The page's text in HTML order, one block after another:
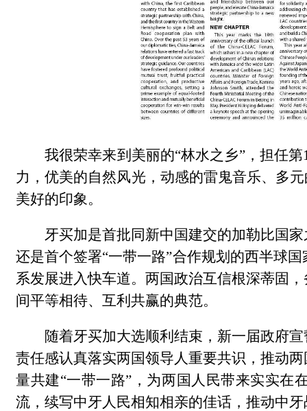
我很荣幸来到美丽的“林水之乡”，担任
力，优美的自然风光，动感的雷鬼音乐、多
美好的印象。
牙买加是首批同新中国建交的加勒比国
还是首个签署“一带一路”合作规划的西半球
系发展进入快车道。两国政治互信根深蒂固
间平等相待、互利共赢的典范。
随着牙买加大选顺利结束，新一届政府
责任感认真落实两国领导人重要共识，推动
量共建“一带一路”，为两国人民带来实实在
流，续写中牙人民相知相亲的佳话，推动中